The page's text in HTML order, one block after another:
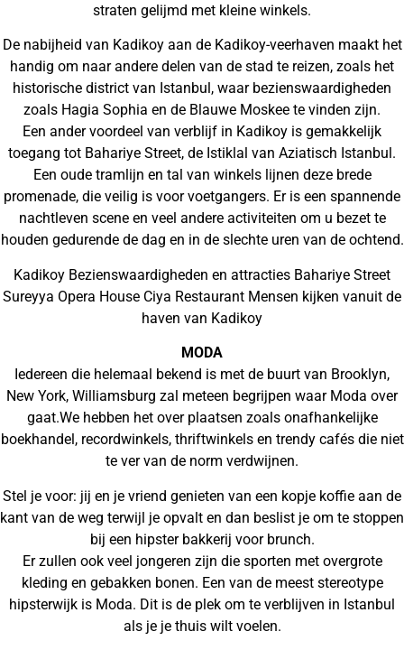
straten gelijmd met kleine winkels.
De nabijheid van Kadikoy aan de Kadikoy-veerhaven maakt het
handig om naar andere delen van de stad te reizen, zoals het
historische district van Istanbul, waar bezienswaardigheden
zoals Hagia Sophia en de Blauwe Moskee te vinden zijn.
Een ander voordeel van verblijf in Kadikoy is gemakkelijk
toegang tot Bahariye Street, de Istiklal van Aziatisch Istanbul.
Een oude tramlijn en tal van winkels lijnen deze brede
promenade, die veilig is voor voetgangers. Er is een spannende
nachtleven scene en veel andere activiteiten om u bezet te
houden gedurende de dag en in de slechte uren van de ochtend.
Kadikoy Bezienswaardigheden en attracties Bahariye Street
Sureyya Opera House Ciya Restaurant Mensen kijken vanuit de
haven van Kadikoy
MODA
Iedereen die helemaal bekend is met de buurt van Brooklyn,
New York, Williamsburg zal meteen begrijpen waar Moda over
gaat.We hebben het over plaatsen zoals onafhankelijke
boekhandel, recordwinkels, thriftwinkels en trendy cafés die niet
te ver van de norm verdwijnen.
Stel je voor: jij en je vriend genieten van een kopje koffie aan de
kant van de weg terwijl je opvalt en dan beslist je om te stoppen
bij een hipster bakkerij voor brunch.
Er zullen ook veel jongeren zijn die sporten met overgrote
kleding en gebakken bonen. Een van de meest stereotype
hipsterwijk is Moda. Dit is de plek om te verblijven in Istanbul
als je je thuis wilt voelen.